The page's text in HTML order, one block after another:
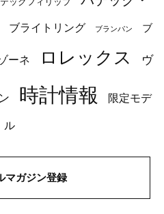
ブライトリング ブランパン ブ
ーネ ロレックス ヴ
時計情報 限定モデ
ル
マガジン登録